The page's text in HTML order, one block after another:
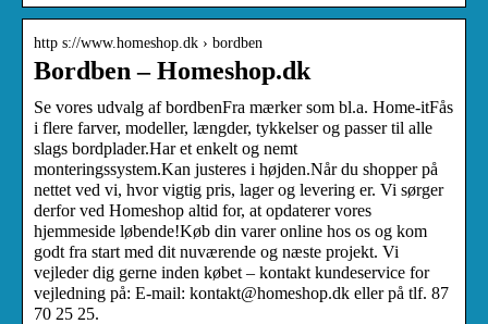
http s://www.homeshop.dk › bordben
Bordben – Homeshop.dk
Se vores udvalg af bordbenFra mærker som bl.a. Home-itFås
i flere farver, modeller, længder, tykkelser og passer til alle
slags bordplader.Har et enkelt og nemt
monteringssystem.Kan justeres i højden.Når du shopper på
nettet ved vi, hvor vigtig pris, lager og levering er. Vi sørger
derfor ved Homeshop altid for, at opdaterer vores
hjemmeside løbende!Køb din varer online hos os og kom
godt fra start med dit nuværende og næste projekt. Vi
vejleder dig gerne inden købet – kontakt kundeservice for
vejledning på: E-mail: kontakt@homeshop.dk eller på tlf. 87
70 25 25.